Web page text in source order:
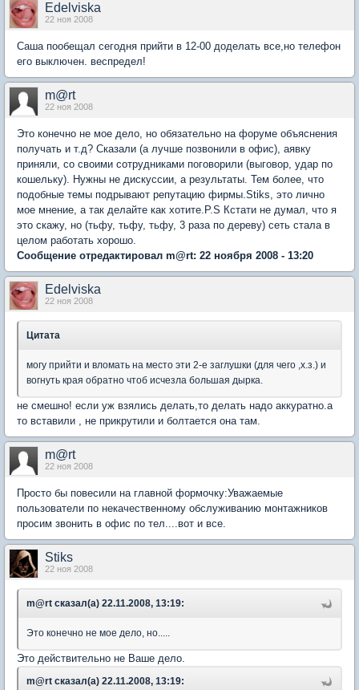
Edelviska
22 ноя 2008
Саша пообещал сегодня прийти в 12-00 доделать все,но телефон
его выключен. веспредел!
m@rt
22 ноя 2008
Это конечно не мое дело, но обязательно на форуме объяснения
получать и т.д? Сказали (а лучше позвонили в офис), аявку
приняли, со своими сотрудниками поговорили (выговор, удар по
кошельку). Нужны не дискуссии, а результаты. Тем более, что
подобные темы подрывают репутацию фирмы.Stiks, это лично
мое мнение, а так делайте как хотите.P.S Кстати не думал, что я
это скажу, но (тьфу, тьфу, тьфу, 3 раза по дереву) сеть стала в
целом работать хорошо.
Сообщение отредактировал m@rt: 22 ноября 2008 - 13:20
Edelviska
22 ноя 2008
Цитата
могу прийти и вломать на место эти 2-е заглушки (для чего ,х.з.) и
вогнуть края обратно чтоб исчезла большая дырка.
не смешно! если уж взялись делать,то делать надо аккуратно.а
то вставили , не прикрутили и болтается она там.
m@rt
22 ноя 2008
Просто бы повесили на главной формочку:Уважаемые
пользователи по некачественному обслуживанию монтажников
просим звонить в офис по тел....вот и все.
Stiks
22 ноя 2008
m@rt сказал(а) 22.11.2008, 13:19:
Это конечно не мое дело, но.....
Это действительно не Ваше дело.
m@rt сказал(а) 22.11.2008, 13:19: